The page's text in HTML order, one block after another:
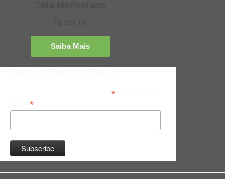
*indicates required
*